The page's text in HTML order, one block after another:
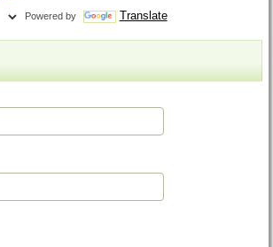
Powered by Translate